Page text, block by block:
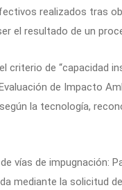
realizados tras
el resultado de un
el criterio de “capacidad
de Impacto
la tecnología,
vías de impugnación:
mediante la solicitud